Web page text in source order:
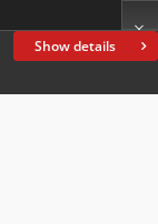
Show details